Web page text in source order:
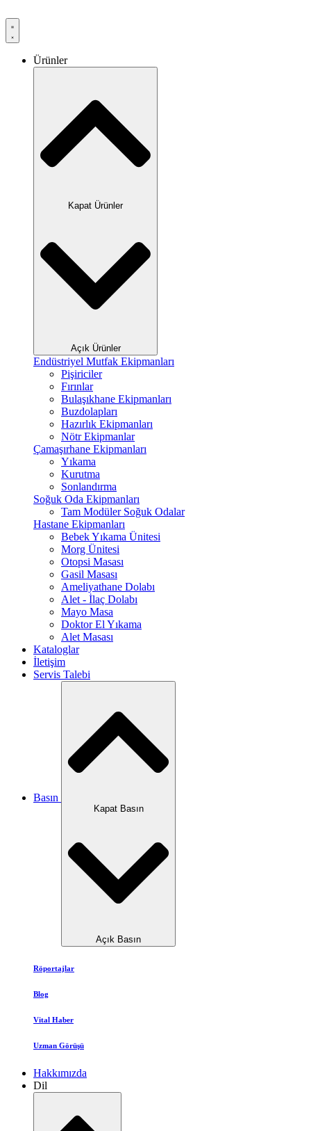
Ürünler
Kapat Ürünler
Açık Ürünler
Endüstriyel Mutfak Ekipmanları
Pişiriciler
Fırınlar
Bulaşıkhane Ekipmanları
Buzdolapları
Hazırlık Ekipmanları
Nötr Ekipmanlar
Çamaşırhane Ekipmanları
Yıkama
Kurutma
Sonlandırma
Soğuk Oda Ekipmanları
Tam Modüler Soğuk Odalar
Hastane Ekipmanları
Bebek Yıkama Ünitesi
Morg Ünitesi
Otopsi Masası
Gasil Masası
Ameliyathane Dolabı
Alet - İlaç Dolabı
Mayo Masa
Doktor El Yıkama
Alet Masası
Kataloglar
İletişim
Servis Talebi
Basın
Kapat Basın
Açık Basın
Röportajlar
Blog
Vital Haber
Uzman Görüşü
Hakkımızda
Dil